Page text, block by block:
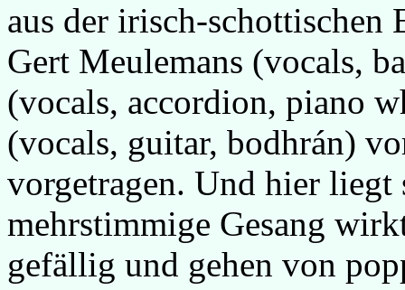
aus der irisch-schottischen
Gert Meulemans (vocals,
(vocals, accordion, piano
(vocals, guitar, bodhrán)
vorgetragen. Und hier
mehrstimmige Gesang
gefällig und gehen von